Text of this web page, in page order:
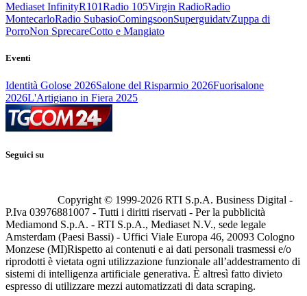
Mediaset InfinityR101Radio 105Virgin RadioRadio
MontecarloRadio SubasioComingsoonSuperguidatvZuppa di
PorroNon SprecareCotto e Mangiato
Eventi
Identità Golose 2026Salone del Risparmio 2026Fuorisalone
2026L'Artigiano in Fiera 2025
Seguici su
Copyright © 1999-2026 RTI S.p.A. Business Digital -
P.Iva 03976881007 - Tutti i diritti riservati - Per la pubblicità
Mediamond S.p.A. - RTI S.p.A., Mediaset N.V., sede legale
Amsterdam (Paesi Bassi) - Uffici Viale Europa 46, 20093 Cologno
Monzese (MI)Rispetto ai contenuti e ai dati personali trasmessi e/o
riprodotti è vietata ogni utilizzazione funzionale all’addestramento di
sistemi di intelligenza artificiale generativa. È altresì fatto divieto
espresso di utilizzare mezzi automatizzati di data scraping.